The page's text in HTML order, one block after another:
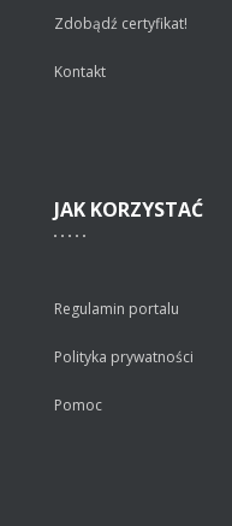
Zdobądź certyfikat!
Kontakt
JAK KORZYSTAĆ
Regulamin portalu
Polityka prywatności
Pomoc